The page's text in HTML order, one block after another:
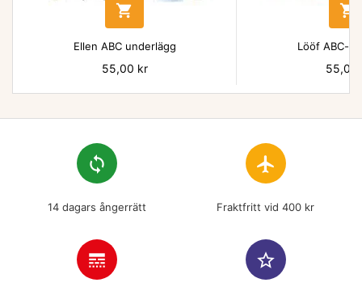

Ellen ABC underlägg
Pris
55,00 kr

Lööf ABC-
Pris
55,00
loop
14 dagars ångerrätt
flight
Fraktfritt vid 400 kr
line_style star_border